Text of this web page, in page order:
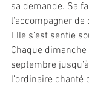
sa demande. Sa
l’accompagner
Elle s’est sentie
Chaque
septembre
l’ordinaire chanté